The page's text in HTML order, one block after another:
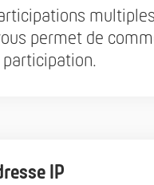
permet de
IP